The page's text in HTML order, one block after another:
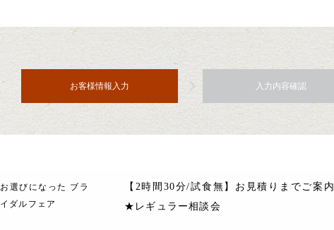
お客様情報入力 入力内容確認
お選びになった ブラ
イダルフェア
【2時間30分/試食無】お見積りまでご案内
★レギュラー相談会